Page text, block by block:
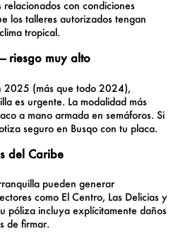
con condiciones
los talleres autorizados tengan
tropical.
riesgo muy alto
2025 (más que todo 2024),
es urgente. La modalidad más
a mano armada en semáforos. Si
seguro en Busqo con tu placa.
del Caribe
pueden generar
como El Centro, Las Delicias y
póliza incluya explícitamente daños
de firmar.